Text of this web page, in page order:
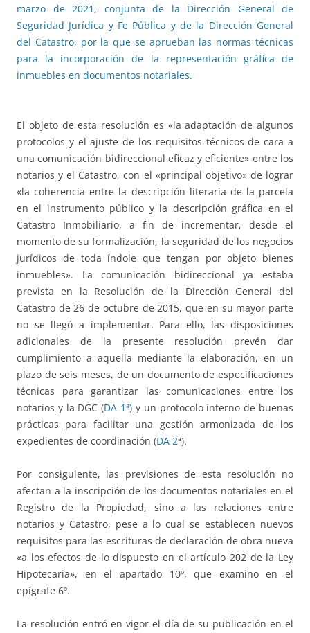
marzo de 2021, conjunta de la Dirección General de
Seguridad Jurídica y Fe Pública y de la Dirección General
del Catastro, por la que se aprueban las normas técnicas
para la incorporación de la representación gráfica de
inmuebles en documentos notariales.
El objeto de esta resolución es «la adaptación de algunos
protocolos y el ajuste de los requisitos técnicos de cara a
una comunicación bidireccional eficaz y eficiente» entre los
notarios y el Catastro, con el «principal objetivo» de lograr
«la coherencia entre la descripción literaria de la parcela
en el instrumento público y la descripción gráfica en el
Catastro Inmobiliario, a fin de incrementar, desde el
momento de su formalización, la seguridad de los negocios
jurídicos de toda índole que tengan por objeto bienes
inmuebles». La comunicación bidireccional ya estaba
prevista en la Resolución de la Dirección General del
Catastro de 26 de octubre de 2015, que en su mayor parte
no se llegó a implementar. Para ello, las disposiciones
adicionales de la presente resolución prevén dar
cumplimiento a aquella mediante la elaboración, en un
plazo de seis meses, de un documento de especificaciones
técnicas para garantizar las comunicaciones entre los
notarios y la DGC (DA 1ª) y un protocolo interno de buenas
prácticas para facilitar una gestión armonizada de los
expedientes de coordinación (DA 2ª).
Por consiguiente, las previsiones de esta resolución no
afectan a la inscripción de los documentos notariales en el
Registro de la Propiedad, sino a las relaciones entre
notarios y Catastro, pese a lo cual se establecen nuevos
requisitos para las escrituras de declaración de obra nueva
«a los efectos de lo dispuesto en el artículo 202 de la Ley
Hipotecaria», en el apartado 10º, que examino en el
epígrafe 6º.
La resolución entró en vigor el día de su publicación en el